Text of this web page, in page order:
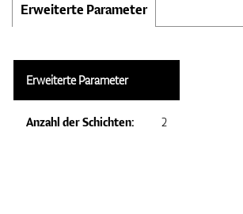
Erweiterte Parameter
Erweiterte Parameter
Anzahl der Schichten: 2